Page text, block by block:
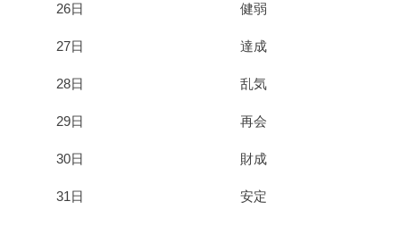
26日 健弱
27日 達成
28日 乱気
29日 再会
30日 財成
31日 安定